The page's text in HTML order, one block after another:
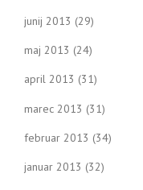
junij 2013 (29)
maj 2013 (24)
april 2013 (31)
marec 2013 (31)
februar 2013 (34)
januar 2013 (32)